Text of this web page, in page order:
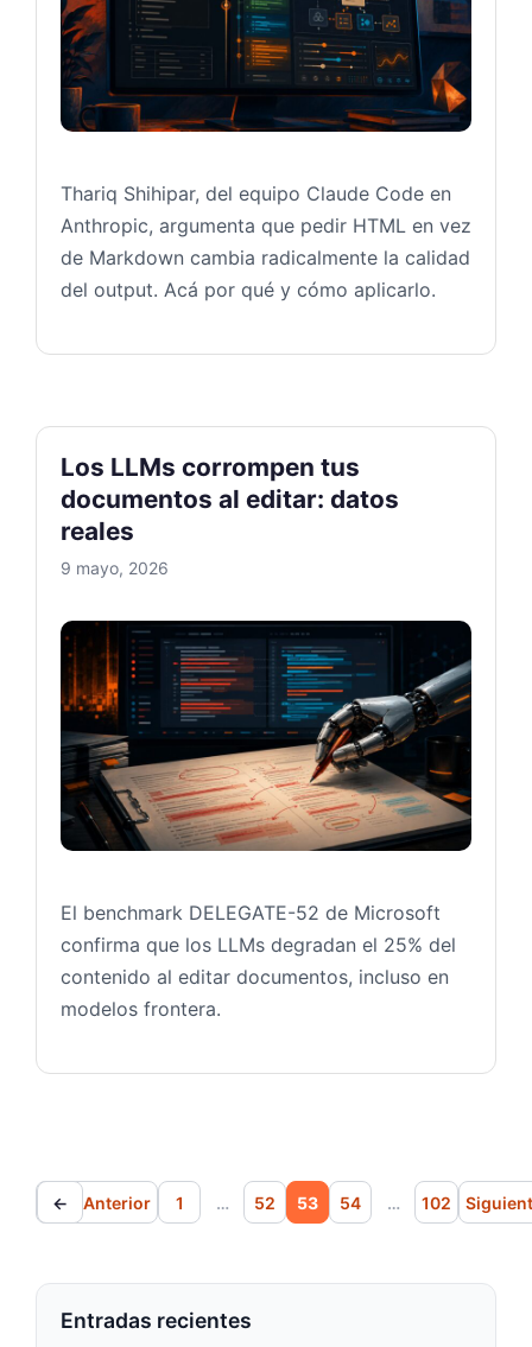
Thariq Shihipar, del equipo Claude Code en
Anthropic, argumenta que pedir HTML en vez
de Markdown cambia radicalmente la calidad
del output. Acá por qué y cómo aplicarlo.
Los LLMs corrompen tus
documentos al editar: datos
reales
9 mayo, 2026
Los
El benchmark DELEGATE-52 de Microsoft
confirma que los LLMs degradan el 25% del
contenido al editar documentos, incluso en
modelos frontera.
← AnteriorPágina
1 … Página
52 Página
53 Página
54 … Página
102
Entradas recientes